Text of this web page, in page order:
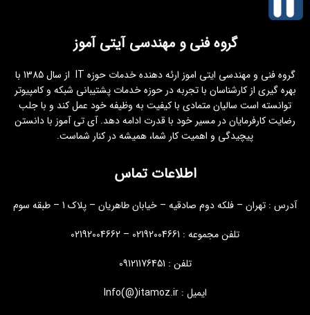
گروه فنی و مهندسی آیتی آموز
گروه فنی و مهندسی ایتی اموز ارئه دهنده خدمات حوزه IT از سال 1385 با
بهره گیری از کارشناسان با تجربه در حوزه خدمات پشتیبانی شبکه و کامپیوتر
توانسته است سالیان متمادی با کیفیت به وظیفه خود عمل کند و با جلب
رضایت کارفرمایان در مسیر خود با قدرت ادامه دهد. آی تی آموز با دانستن
پیچیدگی و اهمیت کار شما، همیشه در کنار شماست.
اطلاعات تماس
آدرس : تهران – فلکه دوم صادقیه – خیابان طاهریان – پلاک 1 – طبقه سوم
تلفن مجموعه : 02192004661 – 02192004662
تلفن : 09121176451
ایمیل : Info(@)itamoz.ir